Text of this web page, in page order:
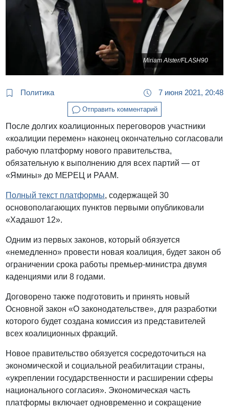
Miriam Alster/FLASH90
Политика 7 июня 2021, 20:48
Отправить комментарий
После долгих коалиционных переговоров участники
«коалиции перемен» наконец окончательно согласовали
рабочую платформу нового правительства,
обязательную к выполнению для всех партий — от
«Ямины» до МЕРЕЦ и РААМ.
Полный текст платформы, содержащей 30
основополагающих пунктов первыми опубликовали
«Хадашот 12».
Одним из первых законов, который обязуется
«немедленно» провести новая коалиция, будет закон об
ограничении срока работы премьер-министра двумя
каденциями или 8 годами.
Договорено также подготовить и принять новый
Основной закон «О законодательстве», для разработки
которого будет создана комиссия из представителей
всех коалиционных фракций.
Новое правительство обязуется сосредоточиться на
экономической и социальной реабилитации страны,
«укреплении государственности и расширении сферы
национального согласия». Экономическая часть
платформы включает одновременно и сокращение